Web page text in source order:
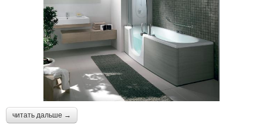
читать дальше →